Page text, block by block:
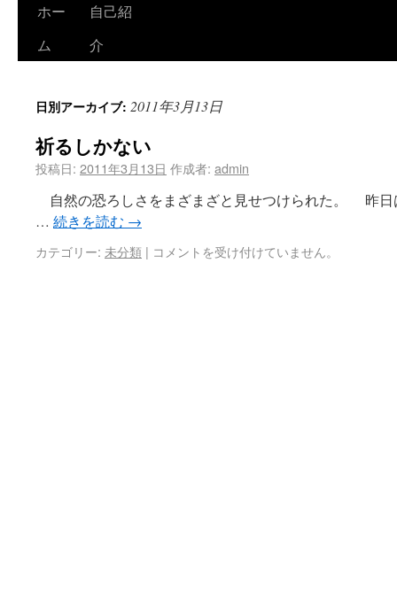
ホー
ム
自己紹
介
日別アーカイブ: 2011年3月13日
祈るしかない
投稿日: 2011年3月13日 作成者: admin
自然の恐ろしさをまざまざと見せつけられた。 昨日
… 続きを読む →
カテゴリー: 未分類 | コメントを受け付けていません。